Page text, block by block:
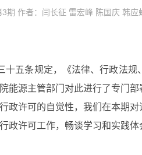
期 作者：闫长征 雷宏峰 陈国庆 韩应
五条规定，《法律、行政法
能源主管部门对此进行了专门
许可的自觉性，我们在本期
政许可工作，畅谈学习和实践